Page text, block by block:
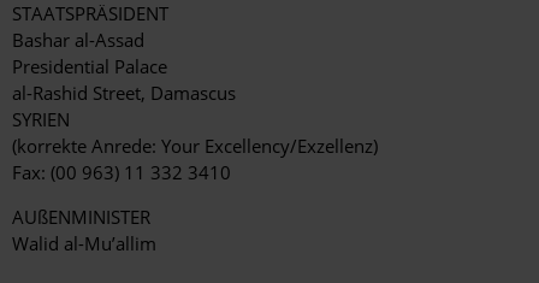
STAATSPRÄSIDENT
Bashar al-Assad
Presidential Palace
al-Rashid Street, Damascus
SYRIEN
(korrekte Anrede: Your Excellency/Exzellenz)
Fax: (00 963) 11 332 3410
AUßENMINISTER
Walid al-Mu’allim